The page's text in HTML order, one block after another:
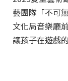
藝團隊「不可
文化局音樂廳
讓孩子在遊戲